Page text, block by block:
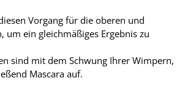
Vorgang für die oberen und
um ein gleichmäßiges Ergebnis zu
sind mit dem Schwung Ihrer Wimpern,
Mascara auf.